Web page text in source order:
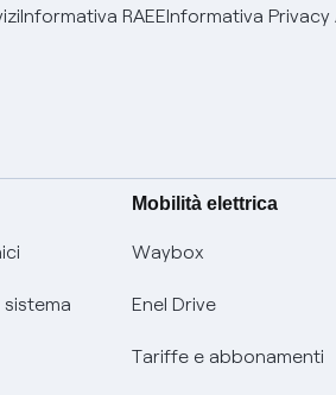
Informativa RAEEInformativa Privacy
Mobilità elettrica
Waybox
Enel Drive
Tariffe e abbonamenti